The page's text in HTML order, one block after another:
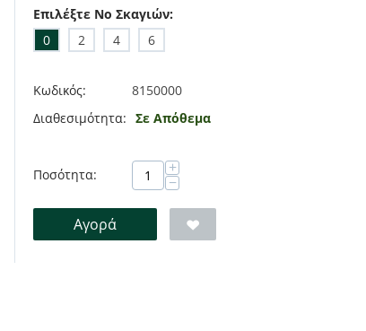
Επιλέξτε No Σκαγιών:
0
2 4 6
Κωδικός:
8150000
Διαθεσιμότητα: Σε Απόθεμα
Ποσότητα: +
−
Αγορά